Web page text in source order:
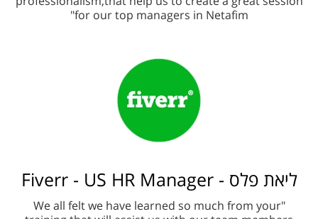
for our top managers in Netafim"
ליאת פלס - Fiverr - US HR Manager
"We all felt we have learned so much from your